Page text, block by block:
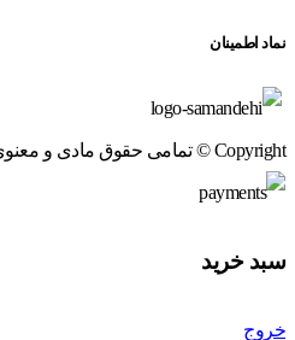
نماد اطمینان
Copyright © تمامی حقوق مادی و معنوی وب سایت محفوظ می باشد
سبد خرید
خروج